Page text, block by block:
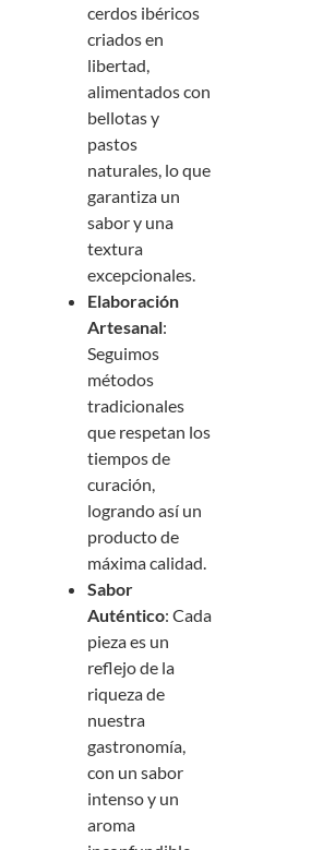
cerdos ibéricos
criados en
libertad,
alimentados con
bellotas y
pastos
naturales, lo que
garantiza un
sabor y una
textura
excepcionales.
Elaboración
Artesanal:
Seguimos
métodos
tradicionales
que respetan los
tiempos de
curación,
logrando así un
producto de
máxima calidad.
Sabor
Auténtico: Cada
pieza es un
reflejo de la
riqueza de
nuestra
gastronomía,
con un sabor
intenso y un
aroma